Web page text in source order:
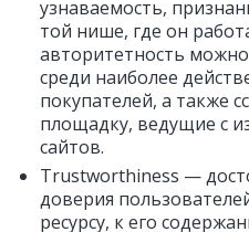
узнаваемость,
той нише, где он
авторитетность
среди наиболее
покупателей, а также
площадку, ведущие с
сайтов.
Trustworthiness —
доверия
ресурсу, к его